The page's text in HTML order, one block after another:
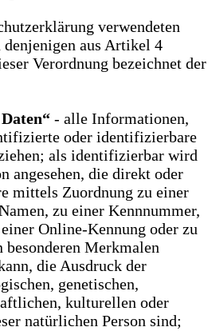
verwendeten
aus Artikel 4
Verordnung bezeichnet der
- alle Informationen,
oder identifizierbare
als identifizierbar wird
angesehen, die direkt oder
mittels Zuordnung zu einer
zu einer Kennnummer,
Online-Kennung oder zu
besonderen Merkmalen
die Ausdruck der
genetischen,
kulturellen oder
natürlichen Person sind;